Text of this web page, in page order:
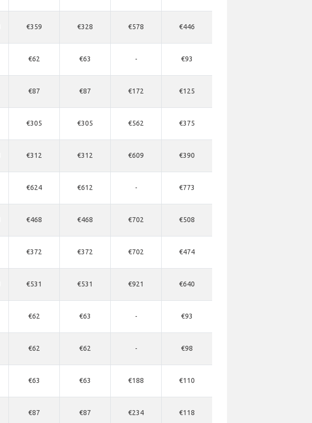
€359 €328 €578 €446
€62 €63 - €93
€87 €87 €172 €125
€305 €305 €562 €375
€312 €312 €609 €390
€624 €612 - €773
€468 €468 €702 €508
€372 €372 €702 €474
€531 €531 €921 €640
€62 €63 - €93
€62 €62 - €98
€63 €63 €188 €110
€87 €87 €234 €118